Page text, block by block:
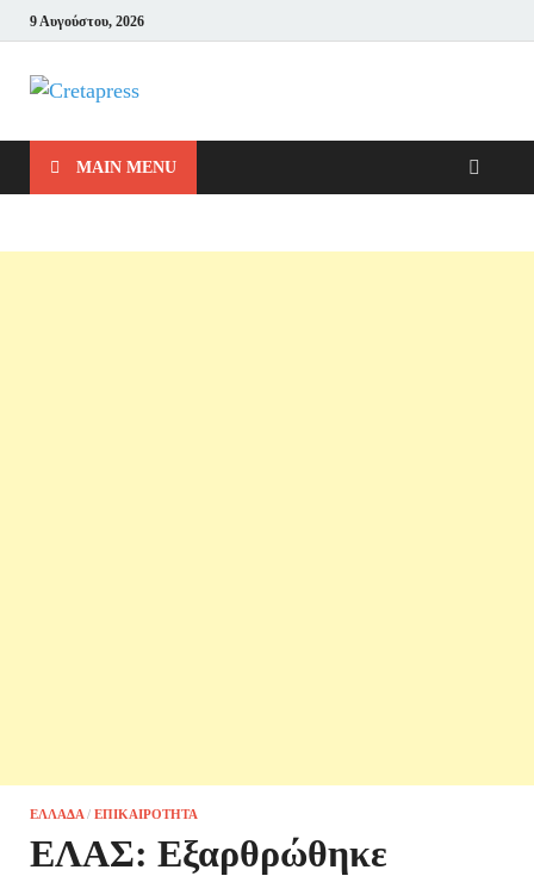
9 Αυγούστου, 2026
Cretapress
MAIN MENU
ΕΛΛΆΔΑ / ΕΠΙΚΑΙΡΌΤΗΤΑ
ΕΛΑΣ: Εξαρθρώθηκε